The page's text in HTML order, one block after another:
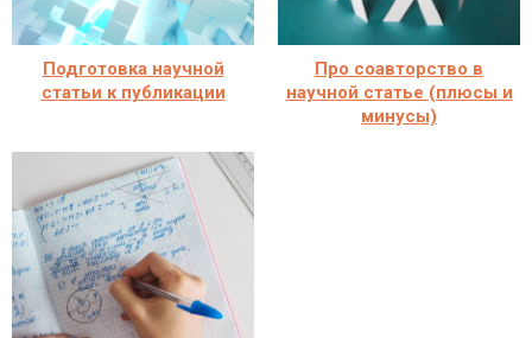
Подготовка научной
статьи к публикации
Про соавторство в
научной статье (плюсы и
минусы)